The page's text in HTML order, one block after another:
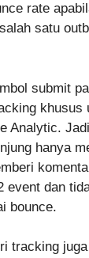
rate
satu
submit
khusus
Analytic.
hanya
event dan
bounce.
tracking